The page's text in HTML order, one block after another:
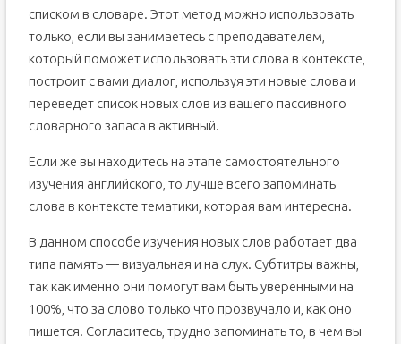
списком в словаре. Этот метод можно использовать
только, если вы занимаетесь с преподавателем,
который поможет использовать эти слова в контексте,
построит с вами диалог, используя эти новые слова и
переведет список новых слов из вашего пассивного
словарного запаса в активный.
Если же вы находитесь на этапе самостоятельного
изучения английского, то лучше всего запоминать
слова в контексте тематики, которая вам интересна.
В данном способе изучения новых слов работает два
типа память — визуальная и на слух. Субтитры важны,
так как именно они помогут вам быть уверенными на
100%, что за слово только что прозвучало и, как оно
пишется. Согласитесь, трудно запоминать то, в чем вы